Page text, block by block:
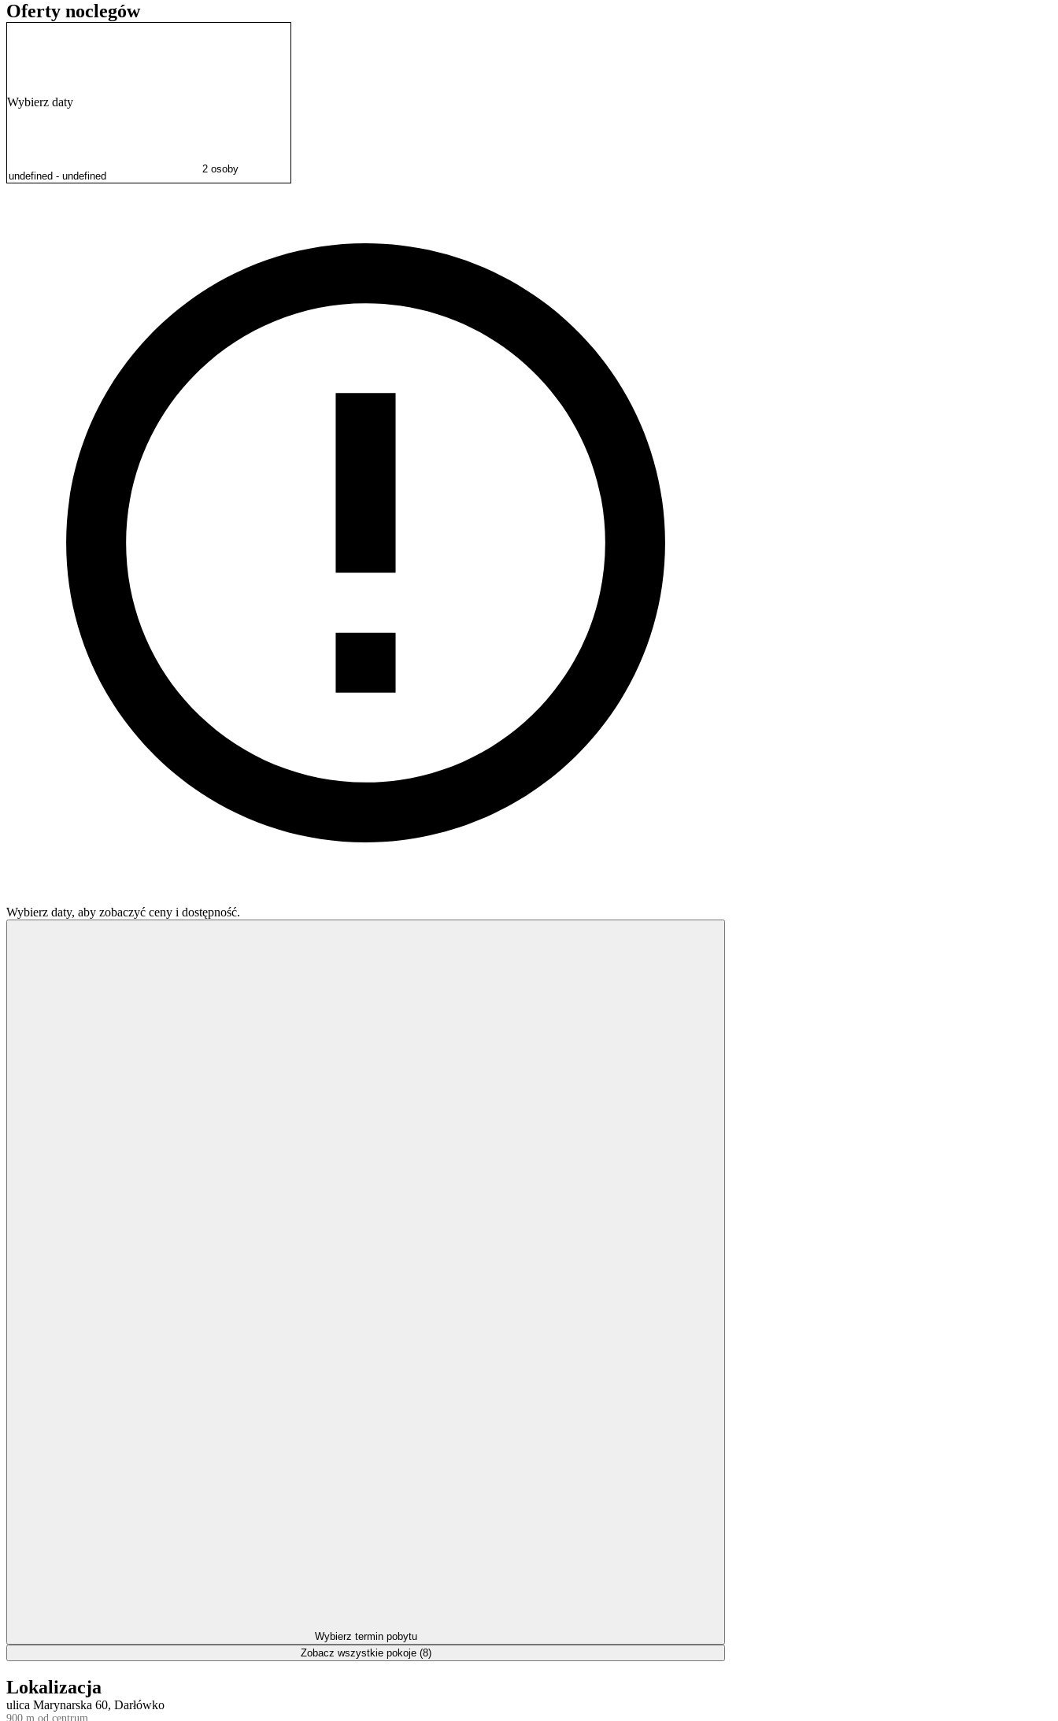
* wypożyczalnie sprzętu wodnego, typu skutery wodne,
* lodówkę, czajnik elektryczny, sztućce, talerze, szklanki,
Do dyspozycji gości obiekt posiada:
w pełni wyposażoną kuchnię,
bezpłatny parking
internet bezprzewodowy (światłowód).
Ceny pobytu zależą od rodzaju pokoju oraz terminu.
Cena od 75 do 95zł/os.
Lokalizacja
ulica Marynarska 60, Darłówko
900 m od centrum
Oferty noclegów
Wybierz daty
2 osoby
Wybierz daty, aby zobaczyć ceny i dostępność.
Wybierz termin pobytu
Zobacz wszystkie pokoje (8)